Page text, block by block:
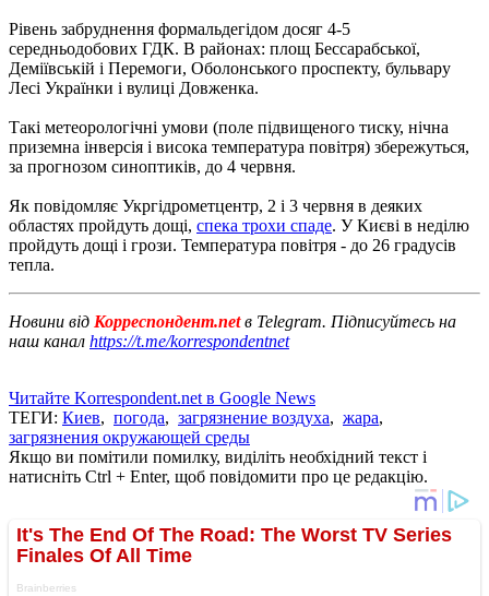
Рівень забруднення формальдегідом досяг 4-5
середньодобових ГДК. В районах: площ Бессарабської,
Деміївській і Перемоги, Оболонського проспекту, бульвару
Лесі Українки і вулиці Довженка.
Такі метеорологічні умови (поле підвищеного тиску, нічна
приземна інверсія і висока температура повітря) збережуться,
за прогнозом синоптиків, до 4 червня.
Як повідомляє Укргідрометцентр, 2 і 3 червня в деяких
областях пройдуть дощі, спека трохи спаде. У Києві в неділю
пройдуть дощі і грози. Температура повітря - до 26 градусів
тепла.
Новини від Корреспондент.netв Telegram. Підписуйтесь на
наш канал https://t.me/korrespondentnet
Читайте Korrespondent.net в Google News
ТЕГИ: Киев, погода, загрязнение воздуха, жара,
загрязнения окружающей среды
Якщо ви помітили помилку, виділіть необхідний текст і
натисніть Ctrl + Enter, щоб повідомити про це редакцію.